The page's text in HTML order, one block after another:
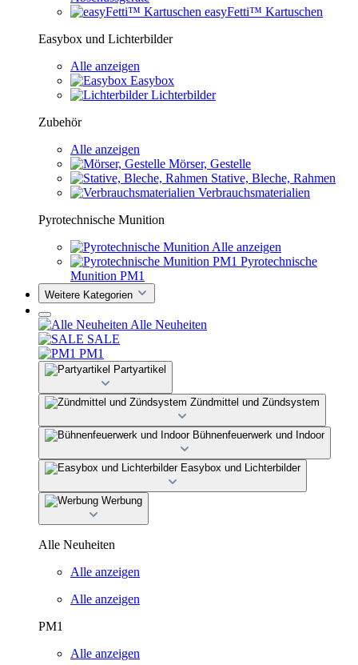
easyFetti™ Kartuschen
Easybox und Lichterbilder
Alle anzeigen
Easybox
Lichterbilder
Zubehör
Alle anzeigen
Mörser, Gestelle
Stative, Bleche, Rahmen
Verbrauchsmaterialien
Pyrotechnische Munition
Alle anzeigen
Pyrotechnische
Munition PM1
Weitere Kategorien
Alle Neuheiten
SALE
PM1
Partyartikel
Zündmittel und Zündsystem
Bühnenfeuerwerk und Indoor
Easybox und Lichterbilder
Werbung
Alle Neuheiten
Alle anzeigen
Alle anzeigen
PM1
Alle anzeigen